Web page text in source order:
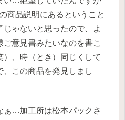
商品説明にあるということ
ゃないと思ったので、よ
意見書みたいなのを書こ
）、時（とき）同じくして
、この商品を発見しまし
ぁ…加工所は松本パックさ